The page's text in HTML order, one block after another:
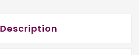
Description